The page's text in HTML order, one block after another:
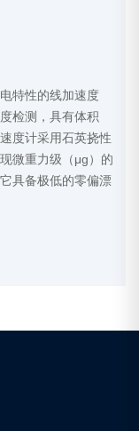
特性的线加速度
检测，具有体积
度计采用石英挠性
微重力级（μg）的
具备极低的零偏漂